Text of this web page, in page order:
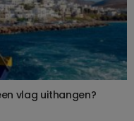
vlag uithangen?